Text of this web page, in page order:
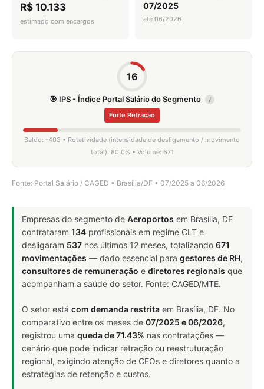
R$ 10.133
estimado com encargos
07/2025
até 06/2026
16
🎯 IPS - Índice Portal Salário do Segmento i
Forte Retração
Saldo: -403 • Rotatividade (intensidade de desligamento / movimento
total): 80,0% • Volume: 671
Fonte: Portal Salário / CAGED • Brasília/DF • 07/2025 a 06/2026
Empresas do segmento de Aeroportos em Brasília, DF
contrataram 134 profissionais em regime CLT e
desligaram 537 nos últimos 12 meses, totalizando 671
movimentações — dado essencial para gestores de RH,
consultores de remuneração e diretores regionais que
acompanham a saúde do setor. Fonte: CAGED/MTE.
O setor está com demanda restrita em Brasília, DF. No
comparativo entre os meses de 07/2025 e 06/2026,
registrou uma queda de 71.43% nas contratações —
cenário que pode indicar retração ou reestruturação
regional, exigindo atenção de CEOs e diretores quanto a
estratégias de retenção e custos.